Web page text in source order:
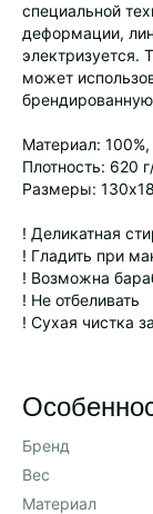
специальной
деформации,
электризуется.
может
Материал: 100%,
Плотность: 620
Размеры:
! Деликатная
! Гладить при
! Возможна
! Не отбеливать
! Сухая чистка
Бренд
Вес
Материал